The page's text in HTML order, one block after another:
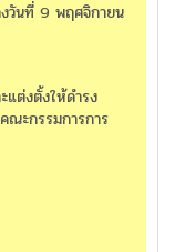
วันที่ 9 พฤศจิกายน
แต่งตั้งให้ดำรง
ณะกรรมการการ